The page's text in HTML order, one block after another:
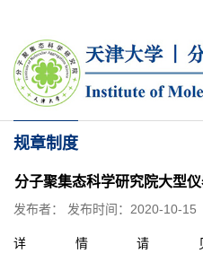
规章制度
分子聚集态科学研究院大型
发布者： 发布时间：2020-10-15
详情